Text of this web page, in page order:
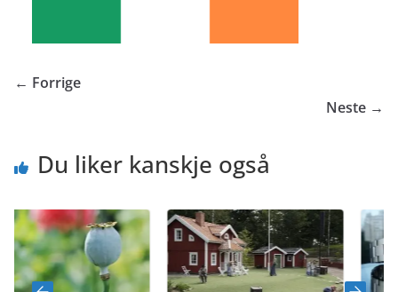
← Forrige
Neste →
Du liker kanskje også